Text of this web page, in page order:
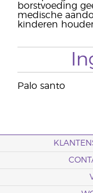
borstvoeding
medische
kinderen
Palo santo